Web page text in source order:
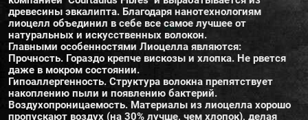
древесины эвкалипта. Благодаря нанотехнологиям
лиоцелл объединил в себе все самое лучшее от
натуральных и искусственных волокон.
Главными особенностями Лиоцелла являются:
Прочность. Гораздо крепче вискозы и хлопка. Не рвется
даже в мокром состоянии.
Гипоаллергенность. Структура волокна препятствует
накоплению пыли и появлению бактерий.
Воздухопроницаемость. Материалы из лиоцелла хорошо
пропускают воздух (на 30% лучше, чем хлопок), делая